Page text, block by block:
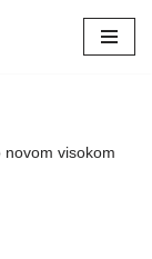
visokom